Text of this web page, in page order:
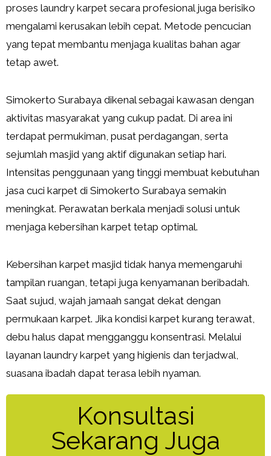
proses laundry karpet secara profesional juga berisiko
mengalami kerusakan lebih cepat. Metode pencucian
yang tepat membantu menjaga kualitas bahan agar
tetap awet.
Simokerto Surabaya dikenal sebagai kawasan dengan
aktivitas masyarakat yang cukup padat. Di area ini
terdapat permukiman, pusat perdagangan, serta
sejumlah masjid yang aktif digunakan setiap hari.
Intensitas penggunaan yang tinggi membuat kebutuhan
jasa cuci karpet di Simokerto Surabaya semakin
meningkat. Perawatan berkala menjadi solusi untuk
menjaga kebersihan karpet tetap optimal.
Kebersihan karpet masjid tidak hanya memengaruhi
tampilan ruangan, tetapi juga kenyamanan beribadah.
Saat sujud, wajah jamaah sangat dekat dengan
permukaan karpet. Jika kondisi karpet kurang terawat,
debu halus dapat mengganggu konsentrasi. Melalui
layanan laundry karpet yang higienis dan terjadwal,
suasana ibadah dapat terasa lebih nyaman.
Konsultasi
Sekarang Juga